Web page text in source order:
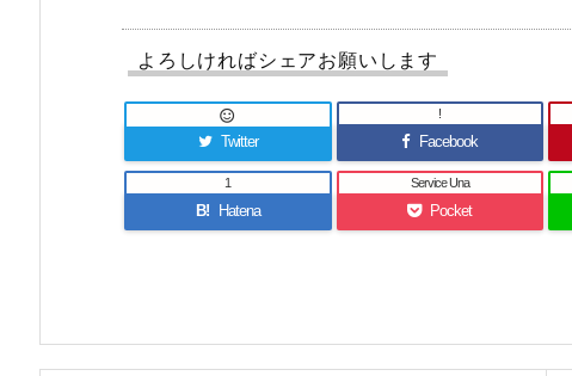
よろしければシェアお願いします
Twitter

Facebook
!
B! Hatena
1
Pocket
Service Una